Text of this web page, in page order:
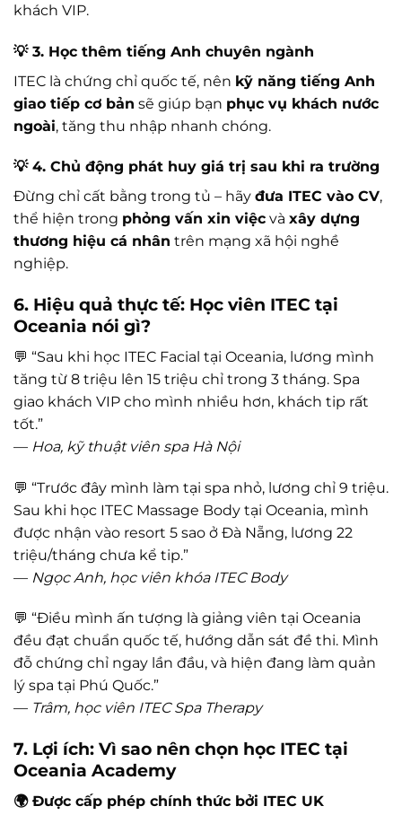
khách VIP.
💡 3. Học thêm tiếng Anh chuyên ngành
ITEC là chứng chỉ quốc tế, nên kỹ năng tiếng Anh
giao tiếp cơ bản sẽ giúp bạn phục vụ khách nước
ngoài, tăng thu nhập nhanh chóng.
💡 4. Chủ động phát huy giá trị sau khi ra trường
Đừng chỉ cất bằng trong tủ – hãy đưa ITEC vào CV,
thể hiện trong phỏng vấn xin việc và xây dựng
thương hiệu cá nhân trên mạng xã hội nghề
nghiệp.
6. Hiệu quả thực tế: Học viên ITEC tại
Oceania nói gì?
💬 “Sau khi học ITEC Facial tại Oceania, lương mình
tăng từ 8 triệu lên 15 triệu chỉ trong 3 tháng. Spa
giao khách VIP cho mình nhiều hơn, khách tip rất
tốt.”
— Hoa, kỹ thuật viên spa Hà Nội
💬 “Trước đây mình làm tại spa nhỏ, lương chỉ 9 triệu.
Sau khi học ITEC Massage Body tại Oceania, mình
được nhận vào resort 5 sao ở Đà Nẵng, lương 22
triệu/tháng chưa kể tip.”
— Ngọc Anh, học viên khóa ITEC Body
💬 “Điều mình ấn tượng là giảng viên tại Oceania
đều đạt chuẩn quốc tế, hướng dẫn sát đề thi. Mình
đỗ chứng chỉ ngay lần đầu, và hiện đang làm quản
lý spa tại Phú Quốc.”
— Trâm, học viên ITEC Spa Therapy
7. Lợi ích: Vì sao nên chọn học ITEC tại
Oceania Academy
🌍 Được cấp phép chính thức bởi ITEC UK